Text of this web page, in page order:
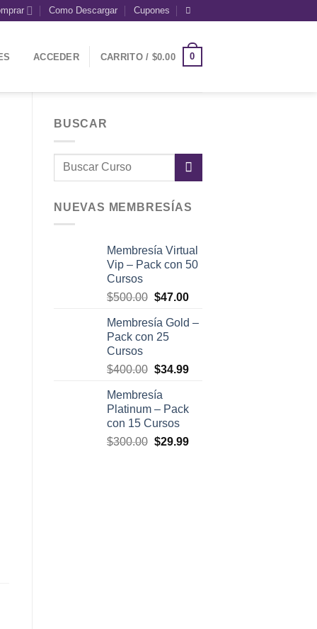
Como Descargar Cupones
ACCEDER CARRITO / $0.00 0
BUSCAR
NUEVAS MEMBRESÍAS
Membresía Virtual
Vip – Pack con 50
Cursos
$500.00 El
original
era:
$47.00El
actual
Membresía Gold –
Pack con 25
Cursos
$400.00 El
original
era:
$400.00.
$34.99El
es:
Membresía
Platinum – Pack
con 15 Cursos
$300.00 El
$29.99El